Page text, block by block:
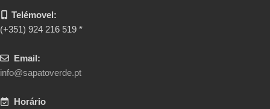
Telémovel:
(+351) 924 216 519 *
Email:
info@sapatoverde.pt
Horário